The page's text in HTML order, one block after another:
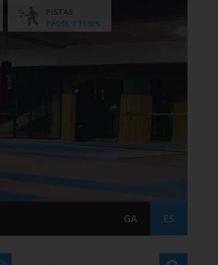
PISTAS
PÁDEL Y TENIS
GA ES